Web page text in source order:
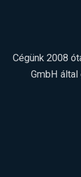
Cégünk 2008
GmbH által